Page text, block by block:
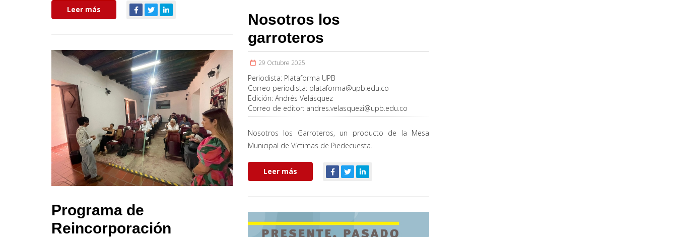
Leer más
Nosotros los
garroteros
29 Octubre 2025
Periodista: Plataforma UPB
Correo periodista: plataforma@upb.edu.co
Edición: Andrés Velásquez
Correo de editor: andres.velasquezi@upb.edu.co
Nosotros los Garroteros, un producto de la Mesa
Municipal de Víctimas de Piedecuesta.
Leer más
Programa de
Reincorporación